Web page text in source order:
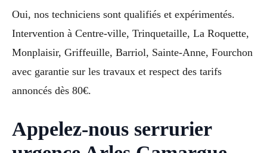
Oui, nos techniciens sont qualifiés et expérimentés.
Intervention à Centre-ville, Trinquetaille, La Roquette,
Monplaisir, Griffeuille, Barriol, Sainte-Anne, Fourchon
avec garantie sur les travaux et respect des tarifs
annoncés dès 80€.
Appelez-nous serrurier